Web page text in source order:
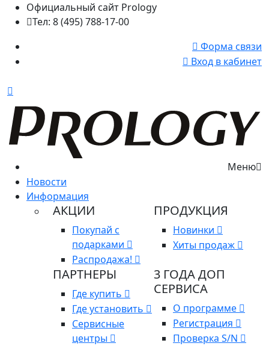
Официальный сайт Prology
Тел: 8 (495) 788-17-00
Форма связи
Вход в кабинет
Меню
Новости
Информация
АКЦИИ
Покупай с
подарками
Распродажа!
ПРОДУКЦИЯ
Новинки
Хиты продаж
ПАРТНЕРЫ
Где купить
Где установить
Сервисные
центры
3 ГОДА ДОП
СЕРВИСА
О программе
Регистрация
Проверка S/N